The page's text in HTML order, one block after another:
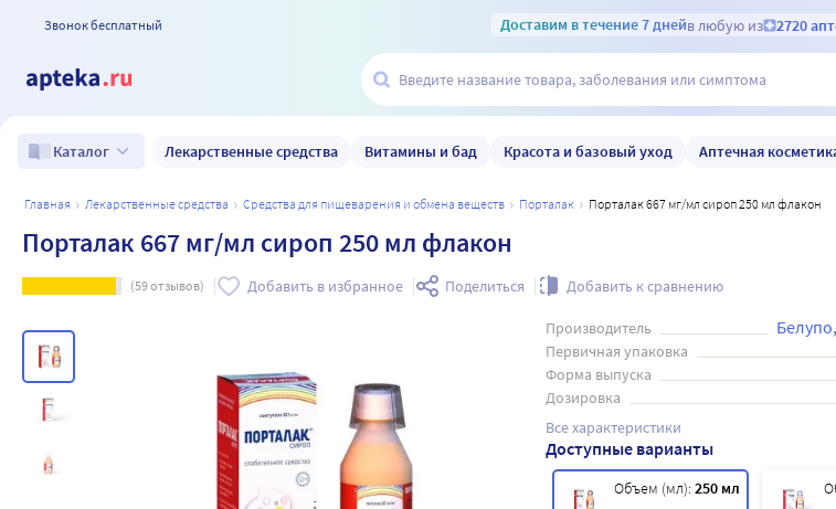
Звонок бесплатный Доставим в течение 7 днейв любую из 2720
Каталог Лекарственные средства Витамины и бад Красота и базовый уход Аптечная
главная лекарственные средства средства для пищеварения и обмена веществ порталак Порталак 667 мг/мл сироп 250 мл флакон
Порталак 667 мг/мл сироп 250 мл флакон
(59отзывов) Добавить в избранное Поделиться Добавить к сравнению
Производитель
Первичная упаковка
Форма выпуска
Дозировка
Все характеристики
Доступные варианты
Объем (мл): 250 мл